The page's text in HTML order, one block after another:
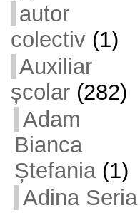
autor
colectiv(1)
Auxiliar
școlar(282)
Adam
Bianca
Ștefania(1)
Adina Seria